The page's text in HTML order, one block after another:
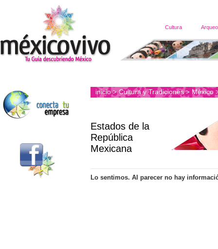
Cultura
inicio>Cultura y Tradiciones> México
Estados de la
República
Mexicana
Lo sentimos. Al parecer no hay